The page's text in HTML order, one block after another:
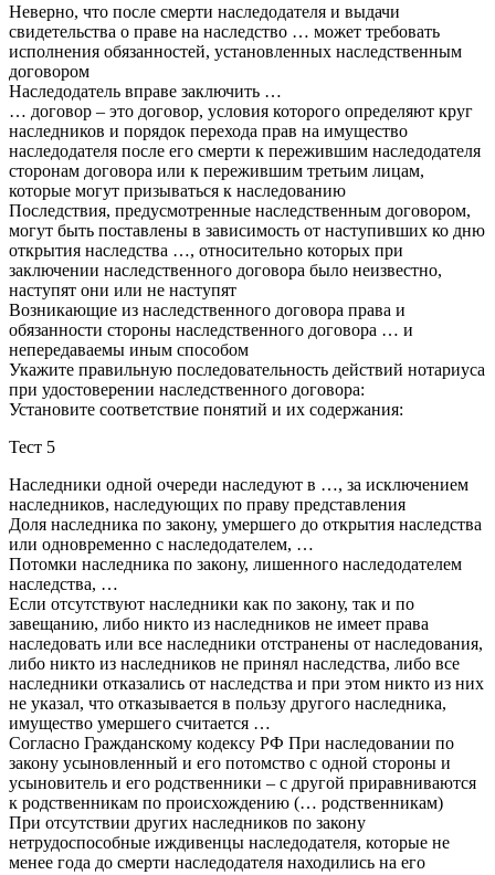
Неверно, что после смерти наследодателя и выдачи
свидетельства о праве на наследство … может требовать
исполнения обязанностей, установленных наследственным
договором
Наследодатель вправе заключить …
… договор – это договор, условия которого определяют круг
наследников и порядок перехода прав на имущество
наследодателя после его смерти к пережившим наследодателя
сторонам договора или к пережившим третьим лицам,
которые могут призываться к наследованию
Последствия, предусмотренные наследственным договором,
могут быть поставлены в зависимость от наступивших ко дню
открытия наследства …, относительно которых при
заключении наследственного договора было неизвестно,
наступят они или не наступят
Возникающие из наследственного договора права и
обязанности стороны наследственного договора … и
непередаваемы иным способом
Укажите правильную последовательность действий нотариуса
при удостоверении наследственного договора:
Установите соответствие понятий и их содержания:
Тест 5
Наследники одной очереди наследуют в …, за исключением
наследников, наследующих по праву представления
Доля наследника по закону, умершего до открытия наследства
или одновременно с наследодателем, …
Потомки наследника по закону, лишенного наследодателем
наследства, …
Если отсутствуют наследники как по закону, так и по
завещанию, либо никто из наследников не имеет права
наследовать или все наследники отстранены от наследования,
либо никто из наследников не принял наследства, либо все
наследники отказались от наследства и при этом никто из них
не указал, что отказывается в пользу другого наследника,
имущество умершего считается …
Согласно Гражданскому кодексу РФ При наследовании по
закону усыновленный и его потомство с одной стороны и
усыновитель и его родственники – с другой приравниваются
к родственникам по происхождению (… родственникам)
При отсутствии других наследников по закону
нетрудоспособные иждивенцы наследодателя, которые не
менее года до смерти наследодателя находились на его